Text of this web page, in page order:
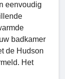
eenvoudig
badkamer
de Hudson
Het